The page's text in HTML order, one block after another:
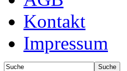
Kontakt
Impressum